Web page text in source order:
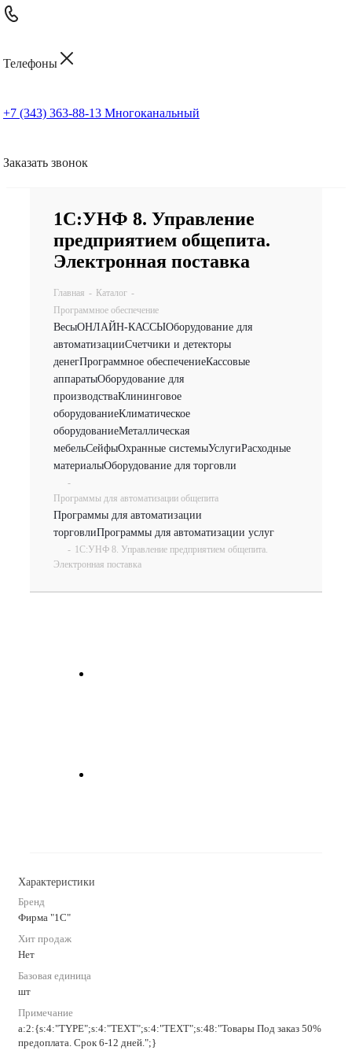
Телефоны
+7 (343) 363-88-13 Многоканальный
Заказать звонок
1С:УНФ 8. Управление
предприятием общепита.
Электронная поставка
Главная - Каталог -
Программное обеспечение
ВесыОНЛАЙН-КАССЫОборудование для
автоматизацииСчетчики и детекторы
денегПрограммное обеспечениеКассовые
аппаратыОборудование для
производстваКлининговое
оборудованиеКлиматическое
оборудованиеМеталлическая
мебельСейфыОхранные системыУслугиРасходные
материалыОборудование для торговли
-
Программы для автоматизации общепита
Программы для автоматизации
торговлиПрограммы для автоматизации услуг
- 1С:УНФ 8. Управление предприятием общепита.
Электронная поставка
Характеристики
Бренд
Фирма "1С"
Хит продаж
Нет
Базовая единица
шт
Примечание
a:2:{s:4:"TYPE";s:4:"TEXT";s:4:"TEXT";s:48:"Товары Под заказ 50%
предоплата. Срок 6-12 дней.";}